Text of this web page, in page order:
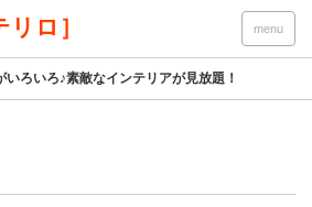
ロ］ menu
ろいろ♪素敵なインテリアが見放題！